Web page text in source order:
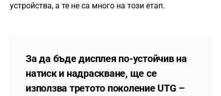
устройства, а те не са много на този етап.
За да бъде дисплея по-устойчив на
натиск и надраскване, ще се
използва третото поколение UTG –